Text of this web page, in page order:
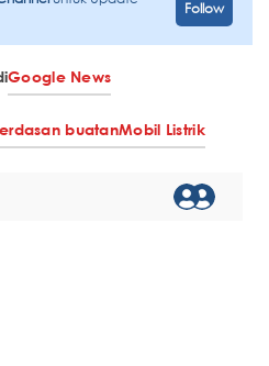
Follow
Google News
buatanMobil Listrik